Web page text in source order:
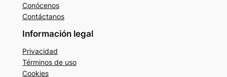
Conócenos
Contáctanos
Información legal
Privacidad
Términos de uso
Cookies